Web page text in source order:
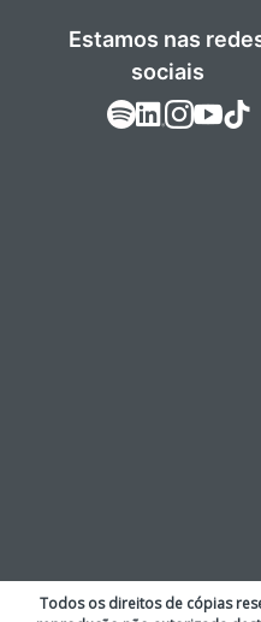
Estamos nas
sociais
Todos os direitos de cópias